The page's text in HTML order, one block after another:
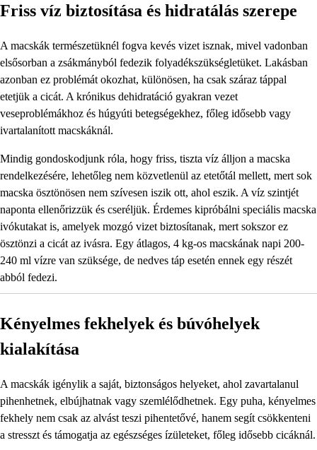
Friss víz biztosítása és hidratálás szerepe
A macskák természetüknél fogva kevés vizet isznak, mivel vadonban
elsősorban a zsákmányból fedezik folyadékszükségletüket. Lakásban
azonban ez problémát okozhat, különösen, ha csak száraz táppal
etetjük a cicát. A krónikus dehidratáció gyakran vezet
veseproblémákhoz és húgyúti betegségekhez, főleg idősebb vagy
ivartalanított macskáknál.
Mindig gondoskodjunk róla, hogy friss, tiszta víz álljon a macska
rendelkezésére, lehetőleg nem közvetlenül az etetőtál mellett, mert sok
macska ösztönösen nem szívesen iszik ott, ahol eszik. A víz szintjét
naponta ellenőrizzük és cseréljük. Érdemes kipróbálni speciális macska
ivókutakat is, amelyek mozgó vizet biztosítanak, mert sokszor ez
ösztönzi a cicát az ivásra. Egy átlagos, 4 kg-os macskának napi 200-
240 ml vízre van szüksége, de nedves táp esetén ennek egy részét
abból fedezi.
Kényelmes fekhelyek és búvóhelyek
kialakítása
A macskák igénylik a saját, biztonságos helyeket, ahol zavartalanul
pihenhetnek, elbújhatnak vagy szemlélődhetnek. Egy puha, kényelmes
fekhely nem csak az alvást teszi pihentetővé, hanem segít csökkenteni
a stresszt és támogatja az egészséges ízületeket, főleg idősebb cicáknál.